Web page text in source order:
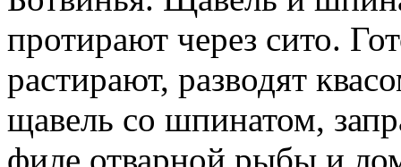
протирают через сито.
растирают, разводят
щавель со шпинатом,